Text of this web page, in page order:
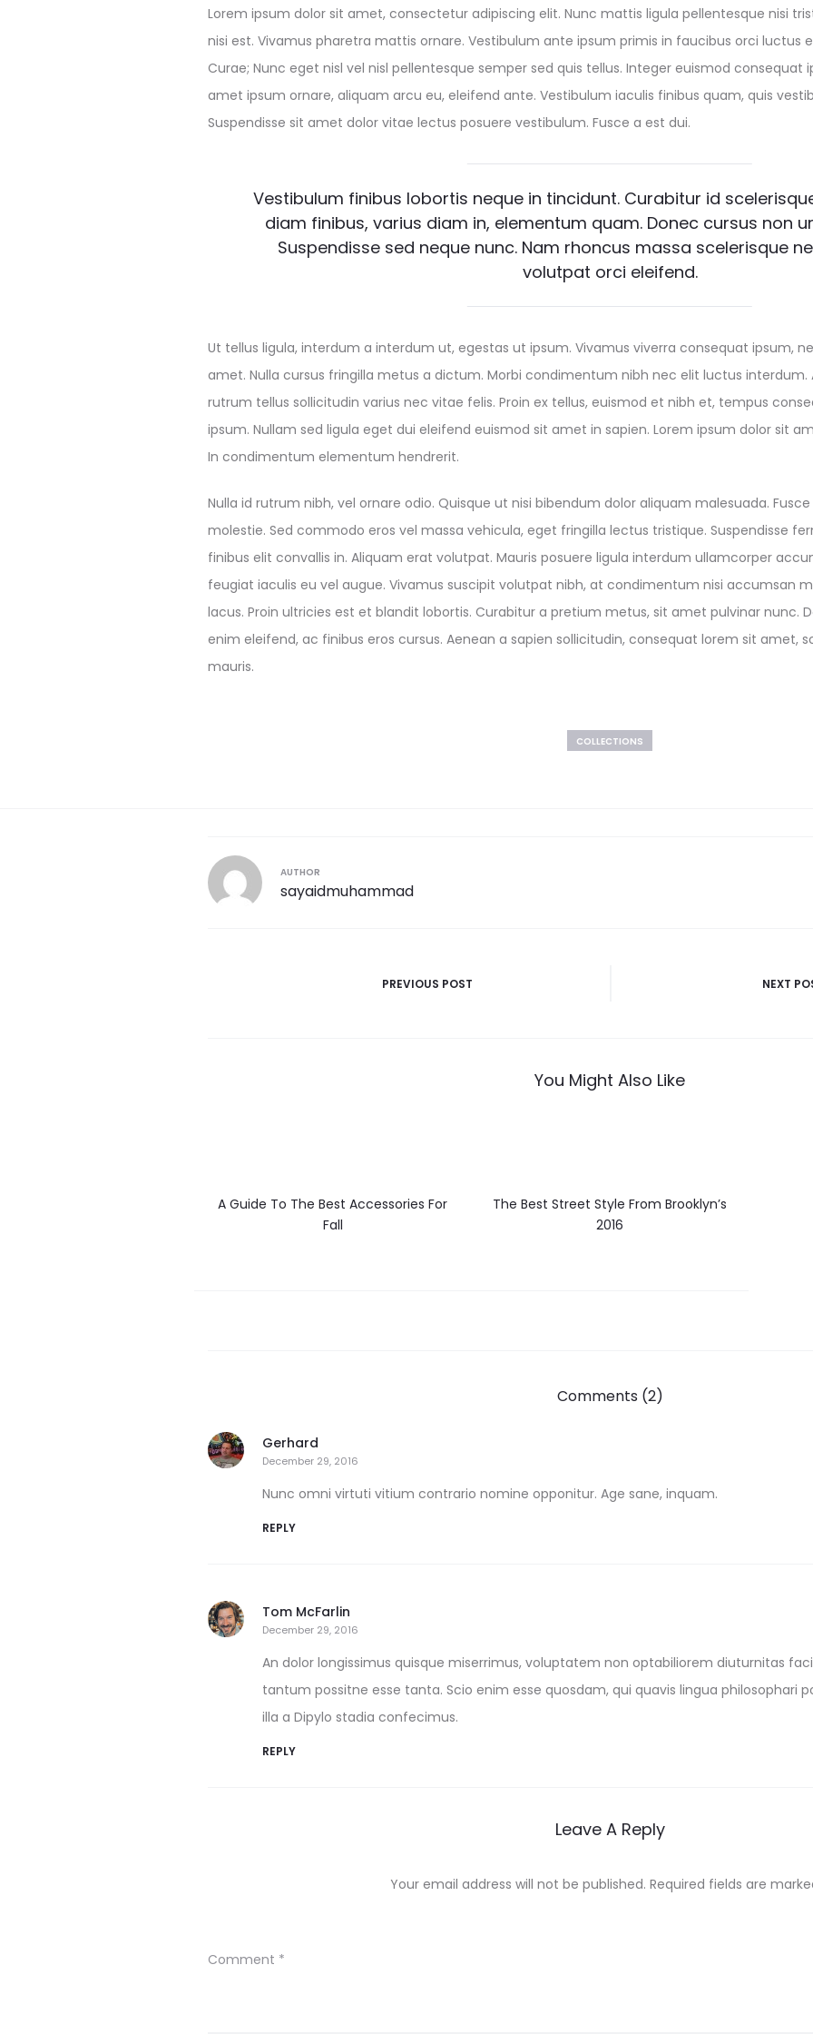
Lorem ipsum dolor sit amet, consectetur adipiscing elit. Nunc mattis ligula pellentesque nisi
nisi est. Vivamus pharetra mattis ornare. Vestibulum ante ipsum primis in faucibus orci luctus
Curae; Nunc eget nisl vel nisl pellentesque semper sed quis tellus. Integer euismod
amet ipsum ornare, aliquam arcu eu, eleifend ante. Vestibulum iaculis finibus quam, quis
Suspendisse sit amet dolor vitae lectus posuere vestibulum. Fusce a est dui.
Vestibulum finibus lobortis neque in tincidunt. Curabitur id
diam finibus, varius diam in, elementum quam. Donec cursus non
Suspendisse sed neque nunc. Nam rhoncus massa scelerisque
volutpat orci eleifend.
Ut tellus ligula, interdum a interdum ut, egestas ut ipsum. Vivamus viverra consequat ipsum,
amet. Nulla cursus fringilla metus a dictum. Morbi condimentum nibh nec elit luctus
rutrum tellus sollicitudin varius nec vitae felis. Proin ex tellus, euismod et nibh et, tempus
ipsum. Nullam sed ligula eget dui eleifend euismod sit amet in sapien. Lorem ipsum dolor sit
In condimentum elementum hendrerit.
Nulla id rutrum nibh, vel ornare odio. Quisque ut nisi bibendum dolor aliquam malesuada.
molestie. Sed commodo eros vel massa vehicula, eget fringilla lectus tristique. Suspendisse
finibus elit convallis in. Aliquam erat volutpat. Mauris posuere ligula interdum ullamcorper
feugiat iaculis eu vel augue. Vivamus suscipit volutpat nibh, at condimentum nisi accumsan
lacus. Proin ultricies est et blandit lobortis. Curabitur a pretium metus, sit amet pulvinar nunc.
enim eleifend, ac finibus eros cursus. Aenean a sapien sollicitudin, consequat lorem sit amet,
mauris.
COLLECTIONS
AUTHOR
sayaidmuhammad
PREVIOUS POST NEXT
You Might Also Like
A Guide To The Best Accessories For
Fall
The Best Street Style From Brooklyn’s
2016
Comments (2)
Gerhard
December 29, 2016
Nunc omni virtuti vitium contrario nomine opponitur. Age sane, inquam.
REPLY
Tom McFarlin
December 29, 2016
An dolor longissimus quisque miserrimus, voluptatem non optabiliorem diuturnitas
tantum possitne esse tanta. Scio enim esse quosdam, qui quavis lingua philosophari
illa a Dipylo stadia confecimus.
REPLY
Leave A Reply
Your email address will not be published. Required fields are
Comment *